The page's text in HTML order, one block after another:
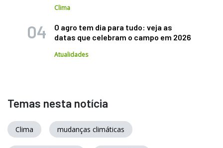
Clima
O agro tem dia para tudo: veja as
datas que celebram o campo em 2026
Atualidades
Temas nesta notícia
Clima mudanças climáticas